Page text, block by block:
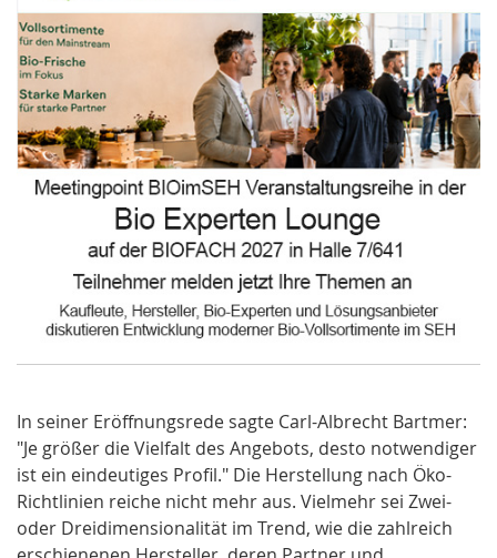
In seiner Eröffnungsrede sagte Carl-Albrecht Bartmer:
"Je größer die Vielfalt des Angebots, desto notwendiger
ist ein eindeutiges Profil." Die Herstellung nach Öko-
Richtlinien reiche nicht mehr aus. Vielmehr sei Zwei-
oder Dreidimensionalität im Trend, wie die zahlreich